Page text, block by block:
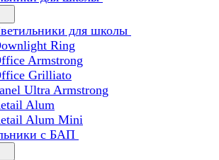
для школы
Ring
Armstrong
Grilliato
Ultra Armstrong
Alum
Alum Mini
с БАП